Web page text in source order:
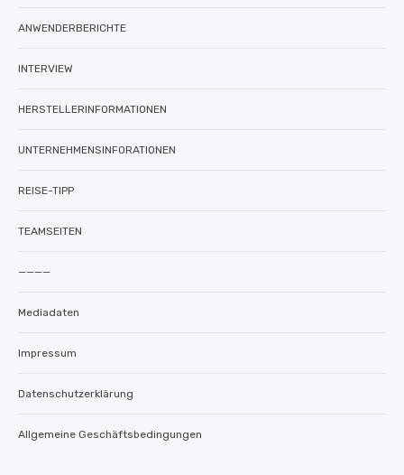
ANWENDERBERICHTE
INTERVIEW
HERSTELLERINFORMATIONEN
UNTERNEHMENSINFORATIONEN
REISE-TIPP
TEAMSEITEN
————
Mediadaten
Impressum
Datenschutzerklärung
Allgemeine Geschäftsbedingungen